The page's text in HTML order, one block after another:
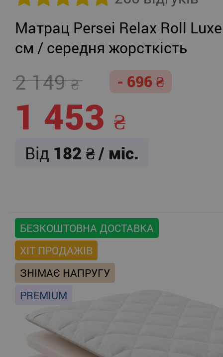
Матрац Persei Relax Roll
см / середня жорсткість
2 149 - 696
1 453
Від 182 / міс.
БЕЗКОШТОВНА ДОСТАВКА
ХІТ ПРОДАЖІВ
ЗНІМАЄ НАПРУГУ
PREMIUM